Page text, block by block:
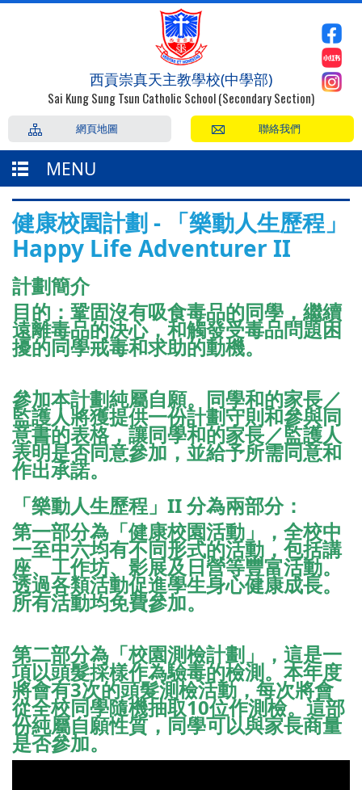
西貢崇真天主教學校(中學部)
Sai Kung Sung Tsun Catholic School (Secondary Section)
聯絡我們
網頁地圖
MENU
健康校園計劃 - 「樂動人生歷程」
Happy Life Adventurer II
計劃簡介
目的：鞏固沒有吸食毒品的同學，繼續
遠離毒品的決心，和觸發受毒品問題困
擾的同學戒毒和求助的動機。
參加本計劃純屬自願。同學和的家長／
監護人將獲提供一份計劃守則和參與同
意書的表格，讓同學和的家長／監護人
表明是否同意參加，並給予所需同意和
作出承諾。
「樂動人生歷程」II 分為兩部分：
第一部分為「健康校園活動」，全校中
一至中六均有不同形式的活動，包括講
座、工作坊、影展及日營等豐富活動。
透過各類活動促進學生身心健康成長。
所有活動均免費參加。
第二部分為「校園測檢計劃」，這是一
項以頭髮採樣作為驗毒的檢測。本年度
將會有3次的頭髮測檢活動，每次將會
從全校同學隨機抽取10位作測檢。這部
份純屬自願性質，同學可以與家長商量
是否參加。